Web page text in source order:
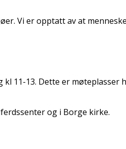
Vi er opptatt av at
11-13. Dette er
og i Borge kirke.